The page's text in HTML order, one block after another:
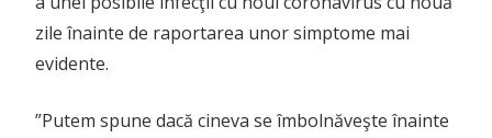
zile înainte de raportarea unor simptome mai
evidente.
”Putem spune dacă cineva se îmbolnăveşte înainte